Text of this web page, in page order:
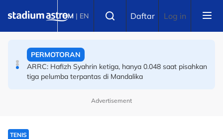
BM | EN Daftar Log in
ARRC: Hafizh Syahrin ketiga, hanya 0.048 saat pisahkan
ANGKAT BERAT
Angkat berat rayu dipertandingkan dalam MSSM
Advertisement
TENIS